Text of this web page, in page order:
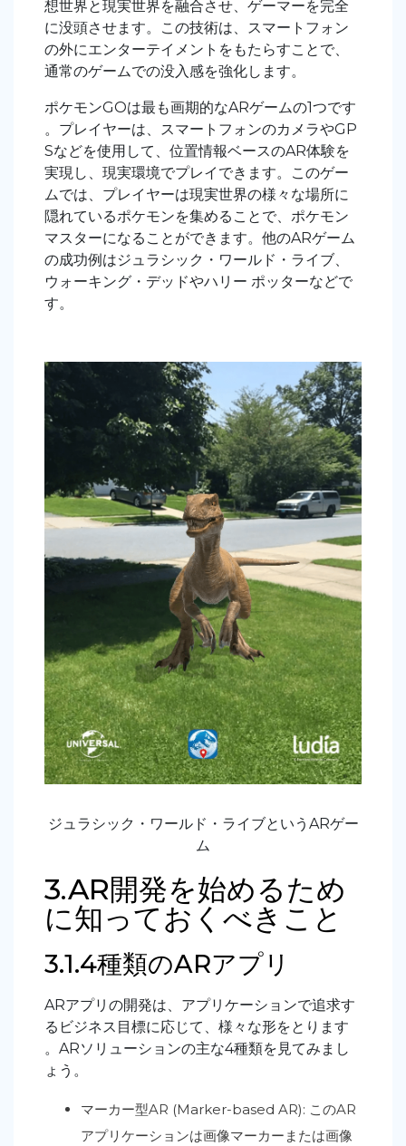
想世界と現実世界を融合させ、ゲーマーを完全
に没頭させます。この技術は、スマートフォン
の外にエンターテイメントをもたらすことで、
通常のゲームでの没入感を強化します。
ポケモンGOは最も画期的なARゲームの1つです
。プレイヤーは、スマートフォンのカメラやGP
Sなどを使用して、位置情報ベースのAR体験を
実現し、現実環境でプレイできます。このゲー
ムでは、プレイヤーは現実世界の様々な場所に
隠れているポケモンを集めることで、ポケモン
マスターになることができます。他のARゲーム
の成功例はジュラシック・ワールド・ライブ、
ウォーキング・デッドやハリー ポッターなどで
す。
ジュラシック・ワールド・ライブというARゲー
ム
3.AR開発を始めるため
に知っておくべきこと
3.1.4種類のARアプリ
ARアプリの開発は、アプリケーションで追求す
るビジネス目標に応じて、様々な形をとります
。ARソリューションの主な4種類を見てみまし
ょう。
マーカー型AR (Marker-based AR): このAR
アプリケーションは画像マーカーまたは画像